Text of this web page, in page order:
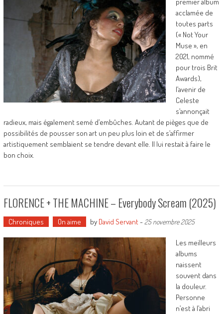
acclamée de
toutes parts
(« Not Your
Muse », en
2021, nommé
pour trois Brit
Awards),
l’avenir de
Celeste
s’annonçait
radieux, mais également semé d’embûches. Autant de pièges que de
possibilités de pousser son art un peu plus loin et de s’affirmer
artistiquement semblaient se tendre devant elle. Il lui restait à faire le
bon choix.
FLORENCE + THE MACHINE – Everybody Scream (2025)
Chroniques On aime by David Servant- 25 novembre 2025
Les meilleurs
albums
naissent
souvent dans
la douleur.
Personne
n’est à l’abri